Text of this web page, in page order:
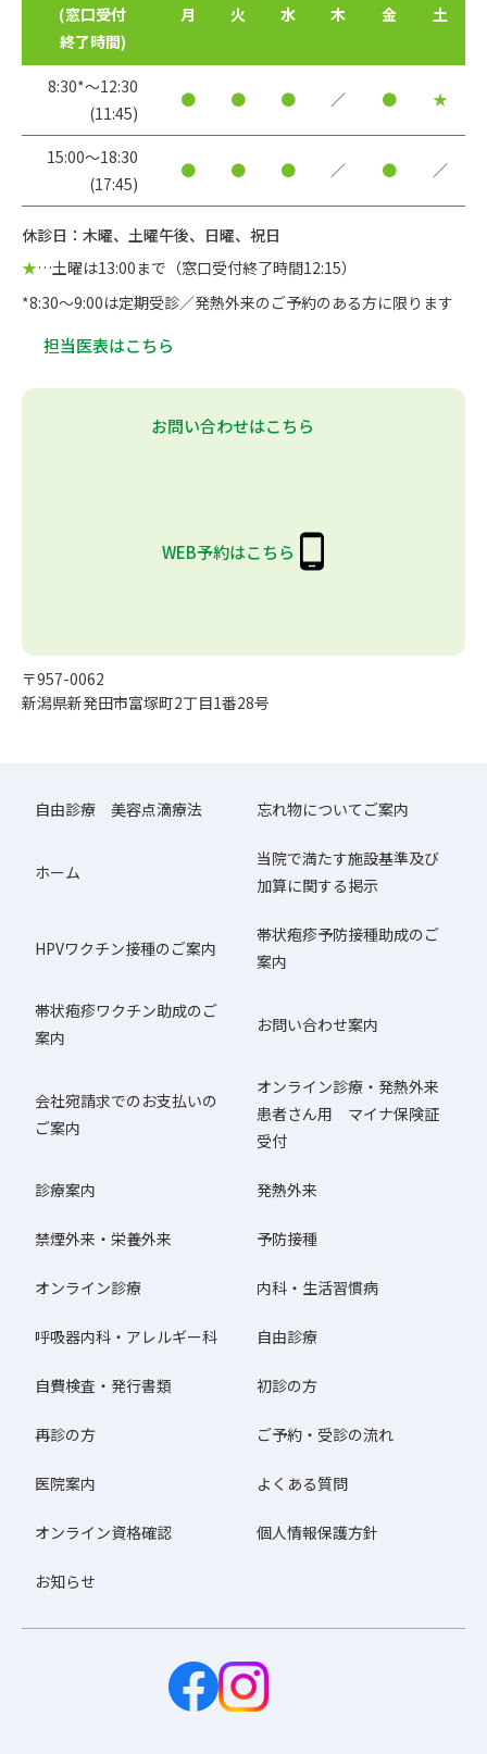
(窓口受付
終了時間)
月 火 水 木 金 土
8:30*〜12:30
(11:45)
● ● ● ／ ● ★
15:00〜18:30
(17:45)
● ● ● ／ ● ／
休診日：木曜、土曜午後、日曜、祝日
★…土曜は13:00まで（窓口受付終了時間12:15）
*8:30～9:00は定期受診／発熱外来のご予約のある方に限ります
担当医表はこちら
お問い合わせはこちら
WEB予約はこちら
〒957-0062
新潟県新発田市富塚町2丁目1番28号
自由診療 美容点滴療法 忘れ物についてご案内
ホーム
当院で満たす施設基準及び
加算に関する掲示
HPVワクチン接種のご案内
帯状疱疹予防接種助成のご
案内
帯状疱疹ワクチン助成のご
案内
お問い合わせ案内
会社宛請求でのお支払いの
ご案内
オンライン診療・発熱外来
患者さん用 マイナ保険証
受付
診療案内 発熱外来
禁煙外来・栄養外来 予防接種
オンライン診療 内科・生活習慣病
呼吸器内科・アレルギー科 自由診療
自費検査・発行書類 初診の方
再診の方 ご予約・受診の流れ
医院案内 よくある質問
オンライン資格確認 個人情報保護方針
お知らせ